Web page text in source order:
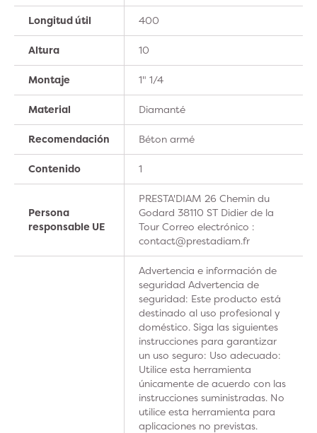
Longitud útil 400
Altura 10
Montaje 1" 1/4
Material Diamanté
Recomendación Béton armé
Contenido 1
Persona
responsable UE
PRESTA'DIAM 26 Chemin du
Godard 38110 ST Didier de la
Tour Correo electrónico :
contact@prestadiam.fr
Advertencia e información de
seguridad Advertencia de
seguridad: Este producto está
destinado al uso profesional y
doméstico. Siga las siguientes
instrucciones para garantizar
un uso seguro: Uso adecuado:
Utilice esta herramienta
únicamente de acuerdo con las
instrucciones suministradas. No
utilice esta herramienta para
aplicaciones no previstas.